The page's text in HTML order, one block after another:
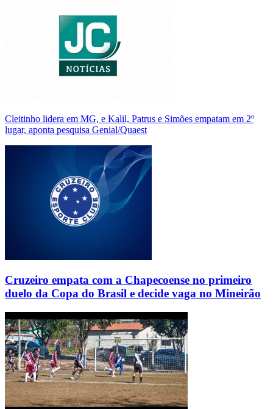
Cleitinho lidera em MG, e Kalil, Patrus e Simões empatam em 2º
lugar, aponta pesquisa Genial/Quaest
Cruzeiro empata com a Chapecoense no primeiro
duelo da Copa do Brasil e decide vaga no Mineirão